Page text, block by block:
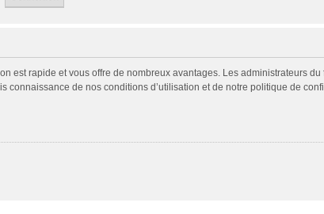
est rapide et vous offre de nombreux avantages. Les administrateurs
connaissance de nos conditions d’utilisation et de notre politique de